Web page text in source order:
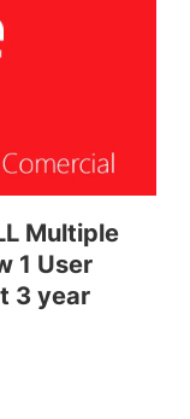
Multiple
1 User
3 year